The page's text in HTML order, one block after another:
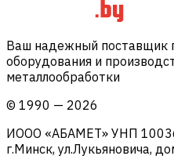
Ваш надежный поставщик
оборудования и
металлообработки
© 1990 — 2026
ИООО «АБАМЕТ» УНП
г.Минск, ул.Лукьяновича,